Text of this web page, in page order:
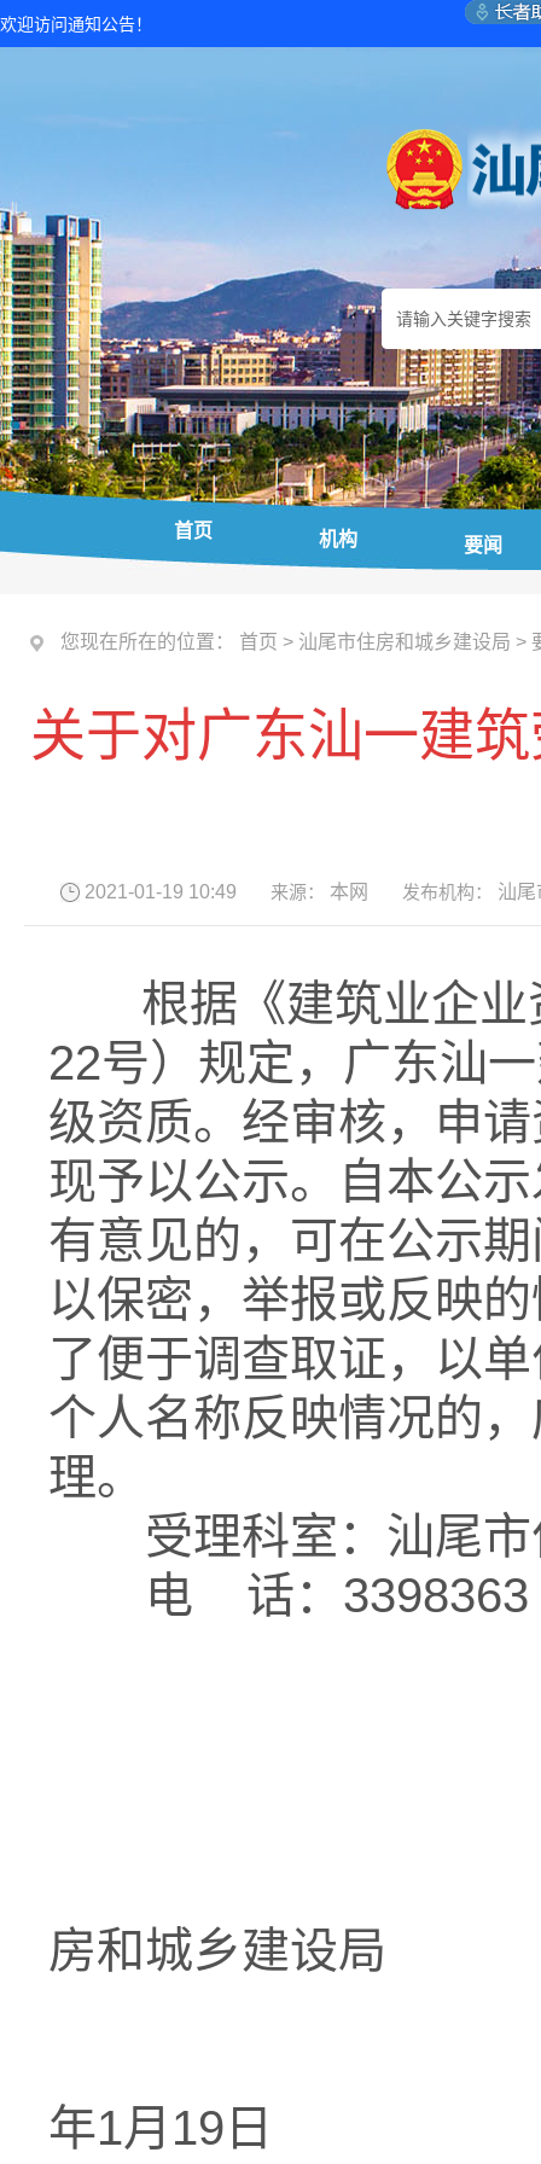
欢迎访问通知公告！
首页 机构 要闻
您现在所在的位置： 首页 > 汕尾市住房和城乡建设局 >
关于对广东汕一建
2021-01-19 10:49 来源： 本网 发布机构： 汕
根据《建筑业企业
22号）规定，广东汕
级资质。经审核，申
现予以公示。自本公
有意见的，可在公示
以保密，举报或反映
了便于调查取证，以
个人名称反映情况的
理。
受理科室：汕尾市
电 话：3398363
房和城乡建设局
年1月19日